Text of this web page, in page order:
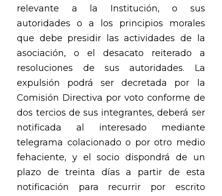
relevante a la Institución, o sus
autoridades o a los principios morales
que debe presidir las actividades de la
asociación, o el desacato reiterado a
resoluciones de sus autoridades. La
expulsión podrá ser decretada por la
Comisión Directiva por voto conforme de
dos tercios de sus integrantes, deberá ser
notificada al interesado mediante
telegrama colacionado o por otro medio
fehaciente, y el socio dispondrá de un
plazo de treinta días a partir de esta
notificación para recurrir por escrito